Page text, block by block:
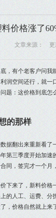
价格涨了
文章来源： 更
，有个老客户问
润空间还行，就
题：这价格到底怎
的那样
据翻出来重新看了
第三季度开始加速
同，签完才一个月
下来了，新料价
的人工、运费、
，价格自然就上来